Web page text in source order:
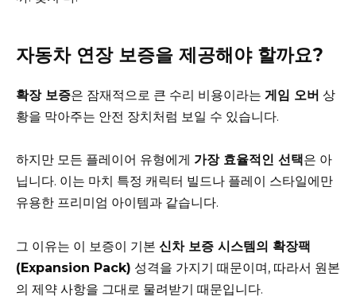
자동차 연장 보증을 제공해야 할까요?
확장 보증은 잠재적으로 큰 수리 비용이라는 게임 오버 상
황을 막아주는 안전 장치처럼 보일 수 있습니다.
하지만 모든 플레이어 유형에게 가장 효율적인 선택은 아
닙니다. 이는 마치 특정 캐릭터 빌드나 플레이 스타일에만
유용한 프리미엄 아이템과 같습니다.
그 이유는 이 보증이 기본 신차 보증 시스템의 확장팩
(Expansion Pack) 성격을 가지기 때문이며, 따라서 원본
의 제약 사항을 그대로 물려받기 때문입니다.